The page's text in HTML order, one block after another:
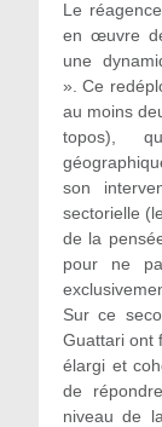
Le
en œuvre
une
». Ce
au moins
topos),
son
sectorielle
de la
pour ne
Sur ce
Guattari ont
élargi et
de
niveau de